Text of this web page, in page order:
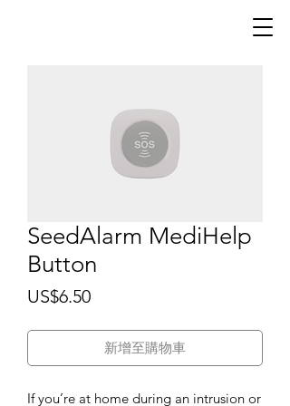
SeedAlarm MediHelp
Button
US$6.50價
新增至購物車
If you’re at home during an intrusion or